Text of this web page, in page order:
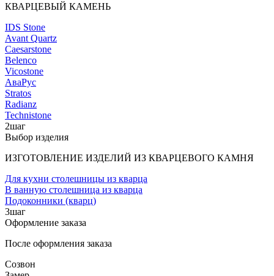
КВАРЦЕВЫЙ КАМЕНЬ
IDS Stone
Avant Quartz
Caesarstone
Belenco
Vicostone
АваРус
Stratos
Radianz
Technistone
2шаг
Выбор изделия
ИЗГОТОВЛЕНИЕ ИЗДЕЛИЙ ИЗ КВАРЦЕВОГО КАМНЯ
Для кухни столешницы из кварца
В ванную столешница из кварца
Подоконники (кварц)
3шаг
Оформление заказа
После оформления заказа
Созвон